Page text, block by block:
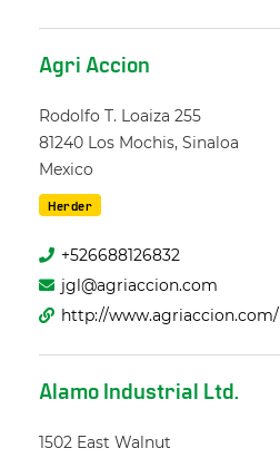
Agri Accion
Rodolfo T. Loaiza 255
81240 Los Mochis, Sinaloa
Mexico
Herder
+526688126832
jgl@agriaccion.com
http://www.agriaccion.com/
Alamo Industrial Ltd.
1502 East Walnut